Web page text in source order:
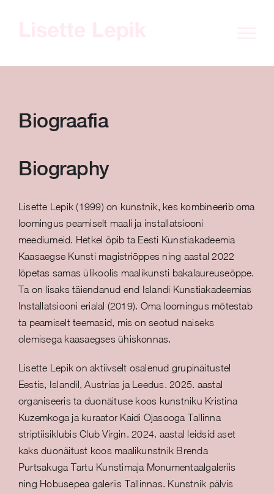
Biograafia
Biography
Lisette Lepik (1999) on kunstnik, kes kombineerib oma
loomingus peamiselt maali ja installatsiooni
meediumeid. Hetkel õpib ta Eesti Kunstiakadeemia
Kaasaegse Kunsti magistriõppes ning aastal 2022
lõpetas samas ülikoolis maalikunsti bakalaureuseõppe.
Ta on lisaks täiendanud end Islandi Kunstiakadeemias
Installatsiooni erialal (2019). Oma loomingus mõtestab
ta peamiselt teemasid, mis on seotud naiseks
olemisega kaasaegses ühiskonnas.
Lisette Lepik on aktiivselt osalenud grupinäitustel
Eestis, Islandil, Austrias ja Leedus. 2025. aastal
organiseeris ta duonäituse koos kunstniku Kristina
Kuzemkoga ja kuraator Kaidi Ojasooga Tallinna
striptiisiklubis Club Virgin. 2024. aastal leidsid aset
kaks duonäitust koos maalikunstnik Brenda
Purtsakuga Tartu Kunstimaja Monumentaalgaleriis
ning Hobusepea galeriis Tallinnas. Kunstnik pälvis